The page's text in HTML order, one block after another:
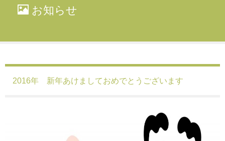
お知らせ
2016年 新年あけましておめでとうございます